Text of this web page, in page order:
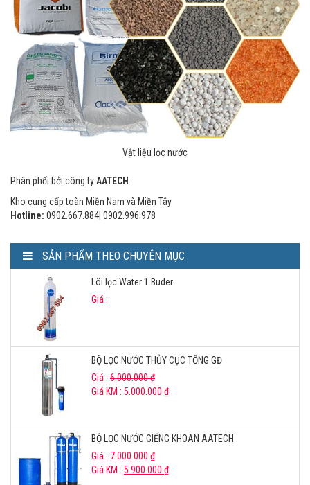
Vật liệu lọc nước
Phân phối bởi công tyAATECH
Kho cung cấp toàn Miền Nam và Miền Tây
Hotline: 0902.667.884| 0902.996.978
SẢN PHẨM THEO CHUYÊN MỤC
Lõi lọc Water 1 Buder
Giá :
BỘ LỌC NƯỚC THỦY CỤC TỔNG GĐ
Giá : 6.000.000₫
Giá KM : 5.000.000 ₫
BỘ LỌC NƯỚC GIẾNG KHOAN AATECH
Giá : 7.000.000₫
Giá KM : 5.900.000 ₫